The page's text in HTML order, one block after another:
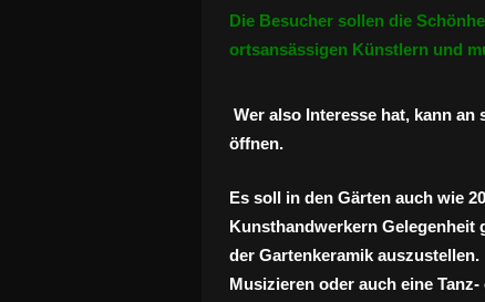
Die Besucher sollen die
ortsansässigen Künstlern und
Wer also Interesse hat, kann
öffnen.
Es soll in den Gärten auch wie
Kunsthandwerkern Gelegenheit
der Gartenkeramik
Musizieren oder auch eine